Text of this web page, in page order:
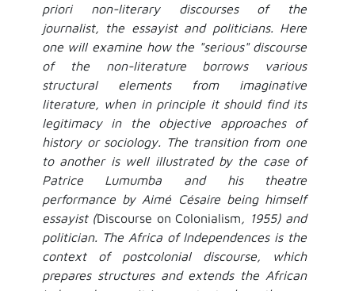
priori non-literary discourses of the
journalist, the essayist and politicians. Here
one will examine how the "serious" discourse
of the non-literature borrows various
structural elements from imaginative
literature, when in principle it should find its
legitimacy in the objective approaches of
history or sociology. The transition from one
to another is well illustrated by the case of
Patrice Lumumba and his theatre
performance by Aimé Césaire being himself
essayist (Discourse on Colonialism, 1955) and
politician. The Africa of Independences is the
context of postcolonial discourse, which
prepares structures and extends the African